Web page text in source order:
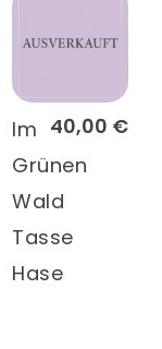
40,00 €
Im
Grünen
Wald
Tasse
Hase